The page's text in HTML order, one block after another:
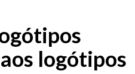
logótipos